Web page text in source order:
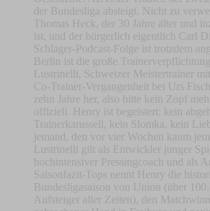
der Bundesliga absteigt. Nicht zu
Thomas Heck, der 30 Jahre älter und
ist, und der bürgerlich eigentlich Carl
Schlager-Podcast-Folge ist trotzdem
Berlin ist die große
Lustrinelli, Schweizer Meistertrainer
Co-Trainer-Vergangenheit bei Urs
zehn Jahre her, also bitte kein Zopf
offiziell. Henry ist begeistert: kein
Trainerkarussell, kein Slomka, kein
jemand, den vor vier Wochen kaum
Lustrinelli gilt als Entwickler junger
hochintensiver Pressingcoach und als
Saisonfazit-Tops nennt Henry die
Bundesligasaison von Union (über
Aufsteiger aller Zeiten), den